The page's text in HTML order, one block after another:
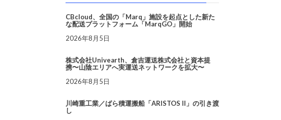
CBcloud、全国の「Marq」施設を起点とした新た
な配送プラットフォーム「MarqGO」開始
2026年8月5日
株式会社Univearth、倉吉運送株式会社と資本提
携〜山陰エリアへ実運送ネットワークを拡大〜
2026年8月5日
川崎重工業／ばら積運搬船「ARISTOS II」の引き渡
し